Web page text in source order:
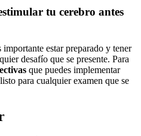
tu cerebro antes
estar preparado y tener
desafío que se presente. Para
que puedes implementar
para cualquier examen que se